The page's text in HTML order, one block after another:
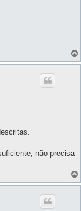
não precisa